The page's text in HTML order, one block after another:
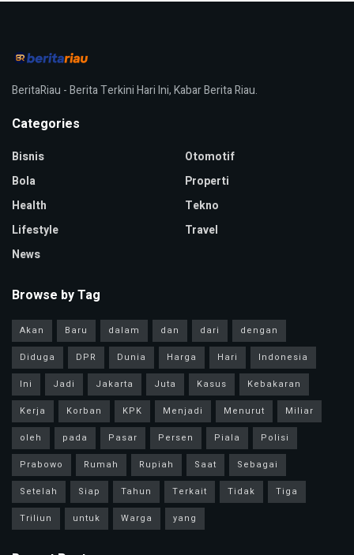
BeritaRiau - Berita Terkini Hari Ini, Kabar Berita Riau.
Categories
Bisnis
Bola
Health
Lifestyle
News
Otomotif
Properti
Tekno
Travel
Browse by Tag
Akan Baru dalam dan dari
dengan
Diduga
DPR Dunia Harga Hari
Indonesia
Ini
Jadi Jakarta Juta Kasus
Kebakaran
Kerja
Korban KPK Menjadi Menurut
Miliar
oleh
pada Pasar Persen Piala
Polisi
Prabowo
Rumah Rupiah Saat
Sebagai
Setelah
Siap Tahun Terkait Tidak
Tiga
Triliun
untuk Warga yang